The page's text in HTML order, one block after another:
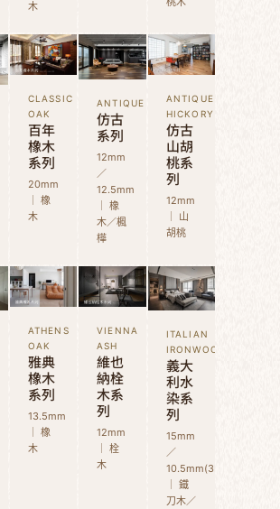
木
CLASSIC
OAK
百年
橡木
系列
20mm
｜ 橡
木
ANTIQUE
仿古
系列
12mm
／
12.5mm
｜ 橡
木／楓
樺
ANTIQUE
HICKORY
仿古
山胡
桃系
列
12mm
｜ 山
胡桃
ATHENS
OAK
雅典
橡木
系列
13.5mm
｜ 橡
木
VIENNA
ASH
維也
納栓
木系
列
12mm
｜ 栓
木
ITALIAN
IRONWOOD
義大
利水
染系
列
15mm
／
10.5mm(3D)
｜ 鐵
刀木／